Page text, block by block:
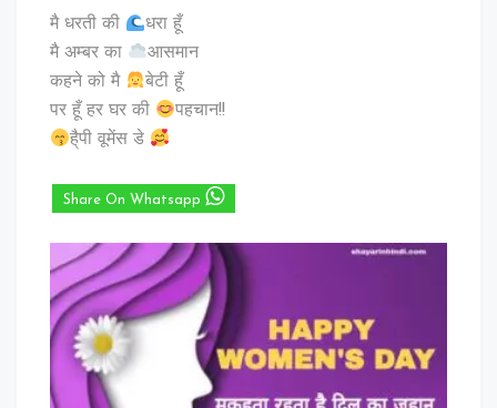
मै धरती की
धरा हूँ
मै अम्बर का
आसमान
कहने को मै
बेटी हूँ
पर हूँ हर घर की
पहचान!!
है्पी वूमेंस डे
Share On Whatsapp